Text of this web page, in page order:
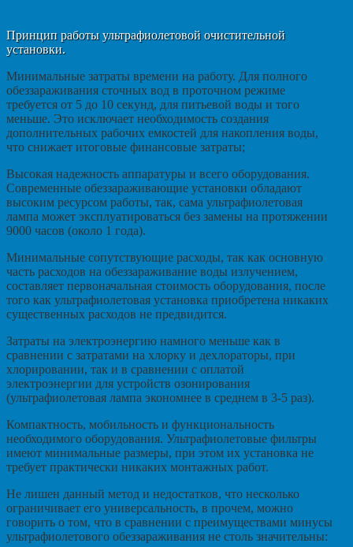
Принцип работы ультрафиолетовой очистительной
установки.
Минимальные затраты времени на работу. Для полного
обеззараживания сточных вод в проточном режиме
требуется от 5 до 10 секунд, для питьевой воды и того
меньше. Это исключает необходимость создания
дополнительных рабочих емкостей для накопления воды,
что снижает итоговые финансовые затраты;
Высокая надежность аппаратуры и всего оборудования.
Современные обеззараживающие установки обладают
высоким ресурсом работы, так, сама ультрафиолетовая
лампа может эксплуатироваться без замены на протяжении
9000 часов (около 1 года).
Минимальные сопутствующие расходы, так как основную
часть расходов на обеззараживание воды излучением,
составляет первоначальная стоимость оборудования, после
того как ультрафиолетовая установка приобретена никаких
существенных расходов не предвидится.
Затраты на электроэнергию намного меньше как в
сравнении с затратами на хлорку и дехлораторы, при
хлорировании, так и в сравнении с оплатой
электроэнергии для устройств озонирования
(ультрафиолетовая лампа экономнее в среднем в 3-5 раз).
Компактность, мобильность и функциональность
необходимого оборудования. Ультрафиолетовые фильтры
имеют минимальные размеры, при этом их установка не
требует практически никаких монтажных работ.
Не лишен данный метод и недостатков, что несколько
ограничивает его универсальность, в прочем, можно
говорить о том, что в сравнении с преимуществами минусы
ультрафиолетового обеззараживания не столь значительны: